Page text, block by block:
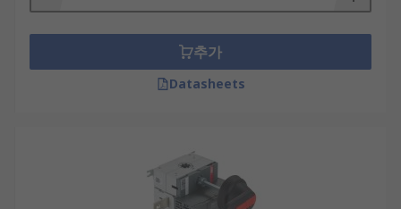
추가
Datasheets